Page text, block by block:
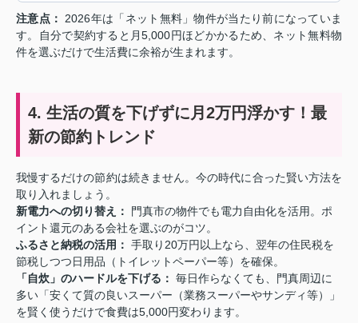
注意点：
2026年は「ネット無料」物件が当たり前になっていま
す。自分で契約すると月5,000円ほどかかるため、ネット無料物
件を選ぶだけで生活費に余裕が生まれます。
4. 生活の質を下げずに月2万円浮かす！最
新の節約トレンド
我慢するだけの節約は続きません。今の時代に合った賢い方法を
取り入れましょう。
新電力への切り替え：
門真市の物件でも電力自由化を活用。ポ
イント還元のある会社を選ぶのがコツ。
ふるさと納税の活用： 手取り20万円以上なら、翌年の住民税を
節税しつつ日用品（トイレットペーパー等）を確保。
「自炊」のハードルを下げる： 毎日作らなくても、門真周辺に
多い「安くて質の良いスーパー（業務スーパーやサンディ等）」
を賢く使うだけで食費は5,000円変わります。